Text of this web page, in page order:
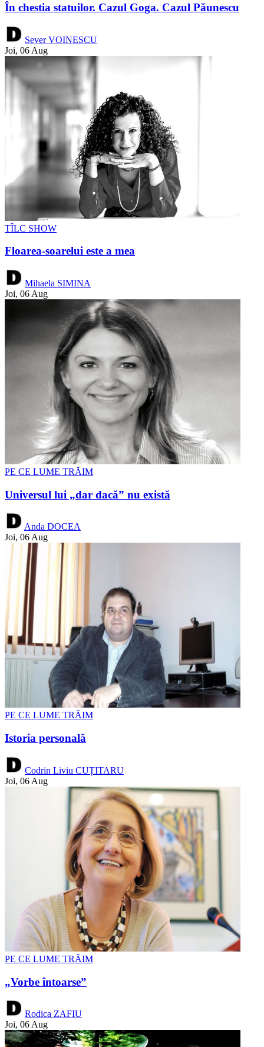
În chestia statuilor. Cazul Goga. Cazul Păunescu
Sever VOINESCU
Joi, 06 Aug
TÎLC SHOW
Floarea-soarelui este a mea
Mihaela SIMINA
Joi, 06 Aug
PE CE LUME TRĂIM
Universul lui „dar dacă” nu există
Anda DOCEA
Joi, 06 Aug
PE CE LUME TRĂIM
Istoria personală
Codrin Liviu CUȚITARU
Joi, 06 Aug
PE CE LUME TRĂIM
„Vorbe întoarse”
Rodica ZAFIU
Joi, 06 Aug